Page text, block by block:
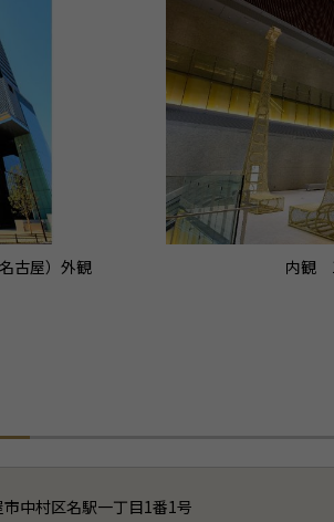
古屋）外観 内観
中村区名駅一丁目1番1号